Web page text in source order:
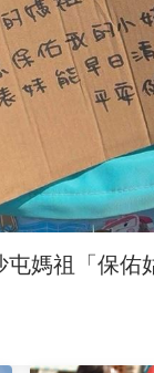
屯媽祖「保